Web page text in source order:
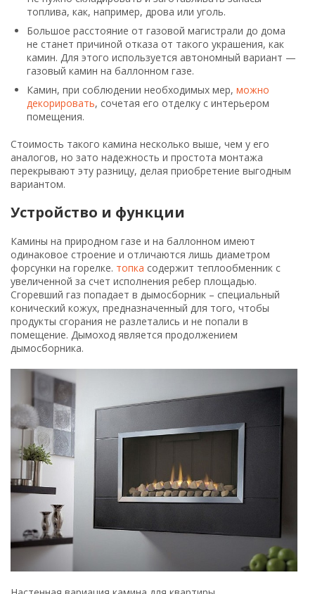
топлива, как, например, дрова или уголь.
Большое расстояние от газовой магистрали до дома
не станет причиной отказа от такого украшения, как
камин. Для этого используется автономный вариант —
газовый камин на баллонном газе.
Камин, при соблюдении необходимых мер, можно
декорировать, сочетая его отделку с интерьером
помещения.
Стоимость такого камина несколько выше, чем у его
аналогов, но зато надежность и простота монтажа
перекрывают эту разницу, делая приобретение выгодным
вариантом.
Устройство и функции
Камины на природном газе и на баллонном имеют
одинаковое строение и отличаются лишь диаметром
форсунки на горелке. топка содержит теплообменник с
увеличенной за счет исполнения ребер площадью.
Сгоревший газ попадает в дымосборник – специальный
конический кожух, предназначенный для того, чтобы
продукты сгорания не разлетались и не попали в
помещение. Дымоход является продолжением
дымосборника.